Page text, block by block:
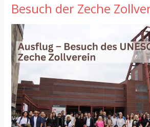
Besuch der Zeche